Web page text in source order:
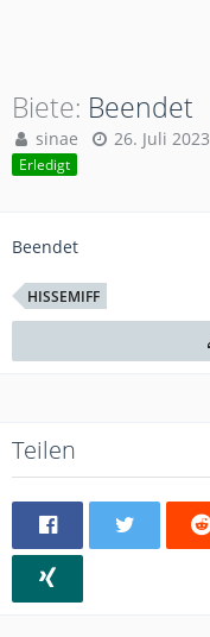
Biete Beendet
sinae 26. Juli 2023
Erledigt
Beendet
HISSEMIFF
Teilen